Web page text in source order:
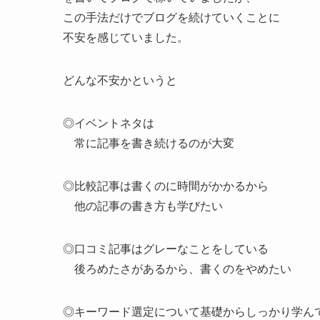
この手法だけでブログを続けていくことに
不安を感じていました。
どんな不安かというと
◎イベントネタは
常に記事を書き続けるのが大変
◎比較記事は書くのに時間がかかるから
他の記事の書き方も学びたい
◎口コミ記事はグレーなことをしている
後ろめたさがあるから、書くのをやめたい
◎キーワード選定について基礎からしっかり学ん